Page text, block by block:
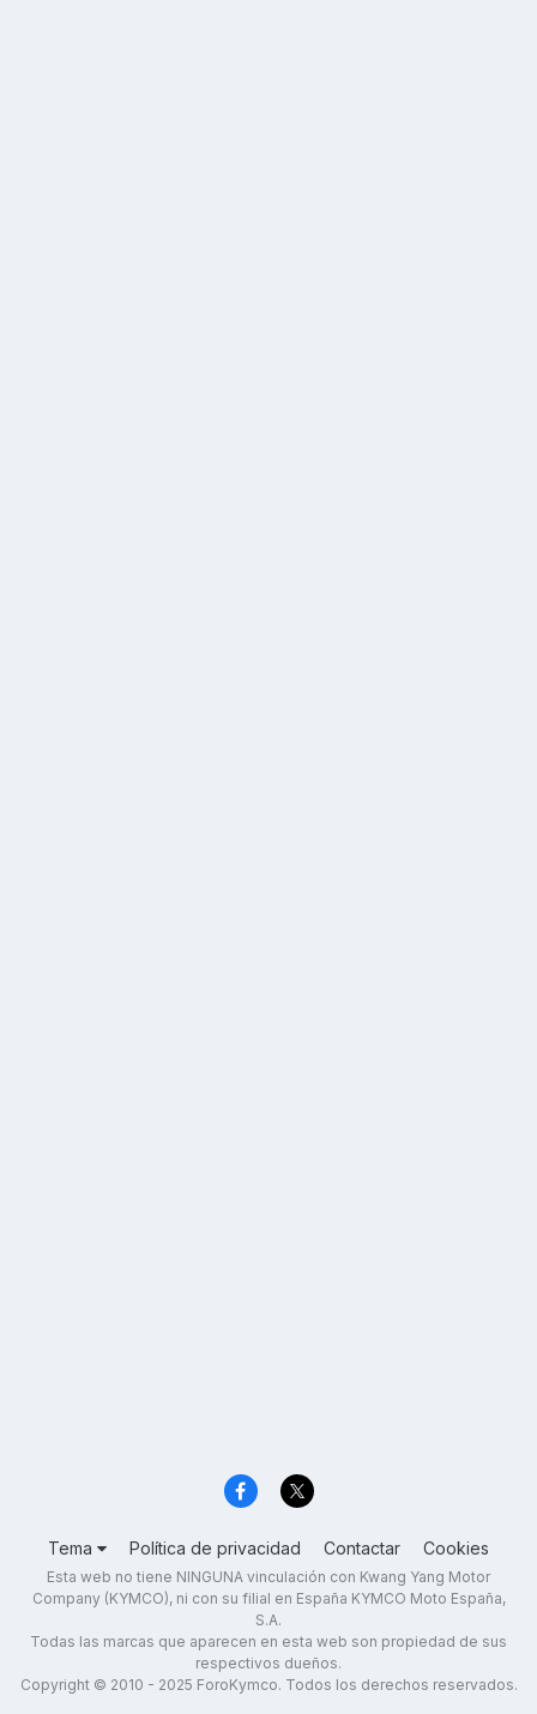
Tema Política de privacidad Contactar Cookies
Esta web no tiene NINGUNA vinculación con Kwang Yang Motor
Company (KYMCO), ni con su filial en España KYMCO Moto España,
S.A.
Todas las marcas que aparecen en esta web son propiedad de sus
respectivos dueños.
Copyright © 2010 - 2025 ForoKymco. Todos los derechos reservados.